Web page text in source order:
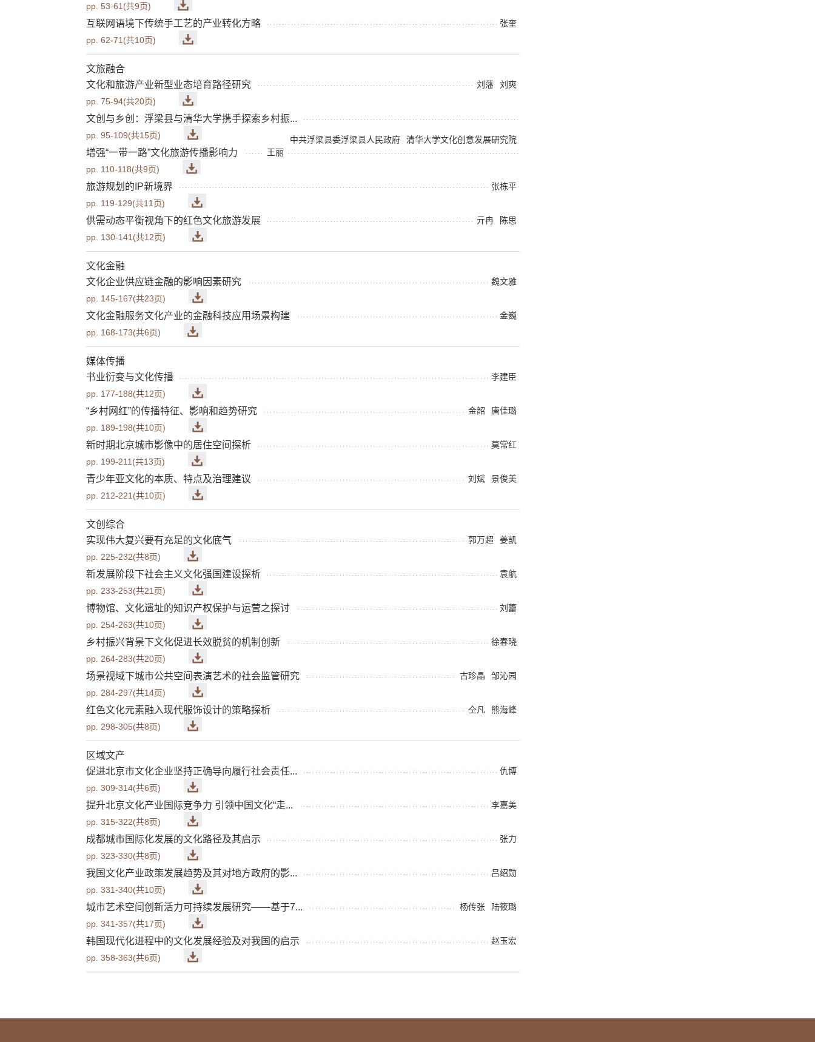
pp. 53-61(共9页)
互联网语境下传统手工艺的产业转化方略
张奎
pp. 62-71(共10页)
文旅融合
文化和旅游产业新型业态培育路径研究
刘藩
刘爽
pp. 75-94(共20页)
文创与乡创：浮梁县与清华大学携手探索乡村振...
中共浮梁县委浮梁县人民政府 清华大学文化创意发展研究院
pp. 95-109(共15页)
增强“一带一路”文化旅游传播影响力
王丽
pp. 110-118(共9页)
旅游规划的IP新境界
张栋平
pp. 119-129(共11页)
供需动态平衡视角下的红色文化旅游发展 亓冉
陈思
pp. 130-141(共12页)
文化金融
文化企业供应链金融的影响因素研究
魏文雅
pp. 145-167(共23页)
文化金融服务文化产业的金融科技应用场景构建
金巍
pp. 168-173(共6页)
媒体传播
书业衍变与文化传播
李建臣
pp. 177-188(共12页)
“乡村网红”的传播特征、影响和趋势研究 金韶
唐佳璐
pp. 189-198(共10页)
新时期北京城市影像中的居住空间探析
莫常红
pp. 199-211(共13页)
青少年亚文化的本质、特点及治理建议 刘斌
景俊美
pp. 212-221(共10页)
文创综合
实现伟大复兴要有充足的文化底气
郭万超
姜凯
pp. 225-232(共8页)
新发展阶段下社会主义文化强国建设探析
袁航
pp. 233-253(共21页)
博物馆、文化遗址的知识产权保护与运营之探讨
刘蕾
pp. 254-263(共10页)
乡村振兴背景下文化促进长效脱贫的机制创新
徐春晓
pp. 264-283(共20页)
场景视域下城市公共空间表演艺术的社会监管研究 古珍晶
邹沁园
pp. 284-297(共14页)
红色文化元素融入现代服饰设计的策略探析 仝凡
熊海峰
pp. 298-305(共8页)
区域文产
促进北京市文化企业坚持正确导向履行社会责任...
仇博
pp. 309-314(共6页)
提升北京文化产业国际竞争力 引领中国文化“走...
李嘉美
pp. 315-322(共8页)
成都城市国际化发展的文化路径及其启示
张力
pp. 323-330(共8页)
我国文化产业政策发展趋势及其对地方政府的影...
吕绍勋
pp. 331-340(共10页)
城市艺术空间创新活力可持续发展研究——基于7... 杨传张
陆筱璐
pp. 341-357(共17页)
韩国现代化进程中的文化发展经验及对我国的启示
赵玉宏
pp. 358-363(共6页)